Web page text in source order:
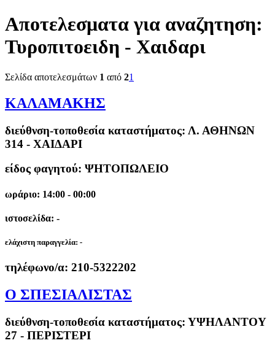
Αποτελεσματα για αναζητηση:
Τυροπιτοειδη - Χαιδαρι
Σελίδα αποτελεσμάτων 1 από 21
ΚΑΛΑΜΑΚΗΣ
διεύθνση-τοποθεσία καταστήματος: Λ. ΑΘΗΝΩΝ
314 - ΧΑΙΔΑΡΙ
είδος φαγητού: ΨΗΤΟΠΩΛΕΙΟ
ωράριο: 14:00 - 00:00
ιστοσελίδα: -
ελάχιστη παραγγελία: -
τηλέφωνο/α: 210-5322202
Ο ΣΠΕΣΙΑΛΙΣΤΑΣ
διεύθνση-τοποθεσία καταστήματος: ΥΨΗΛΑΝΤΟΥ
27 - ΠΕΡΙΣΤΕΡΙ